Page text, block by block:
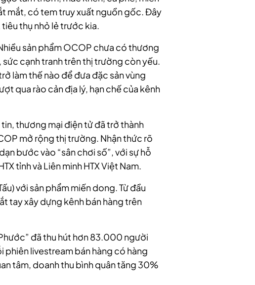
mắt, có tem truy xuất nguồn gốc. Đây
thụ nhỏ lẻ trước kia.
sản phẩm OCOP chưa có thương
cạnh tranh trên thị trường còn yếu.
làm thế nào để đưa đặc sản vùng
qua rào cản địa lý, hạn chế của kênh
thương mại điện tử đã trở thành
mở rộng thị trường. Nhận thức rõ
bước vào “sân chơi số”, với sự hỗ
tỉnh và Liên minh HTX Việt Nam.
với sản phẩm miến dong. Từ đầu
tay xây dựng kênh bán hàng trên
đã thu hút hơn 83.000 người
livestream bán hàng có hàng
tâm, doanh thu bình quân tăng 30%